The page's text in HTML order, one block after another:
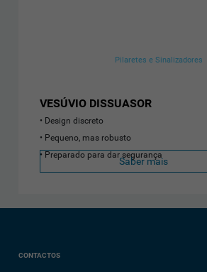
Pilaretes e Sinalizadores
VESÚVIO DISSUASOR
Design discreto
Pequeno, mas robusto
Preparado para dar segurança
Saber mais
CONTACTOS